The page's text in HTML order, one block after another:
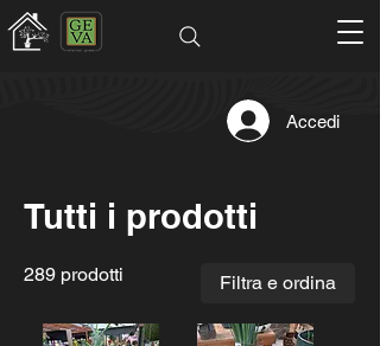
Accedi
Tutti i prodotti
289 prodotti Filtra e ordina